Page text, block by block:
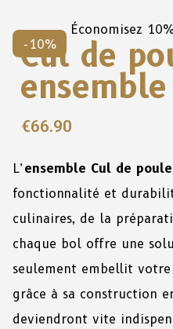
-10%
Économisez
Cul de
€66.90
L’ ensemble Cul de
fonctionnalité et
culinaires, de la
chaque bol offre une
seulement embellit votre
grâce à sa construction
deviendront vite